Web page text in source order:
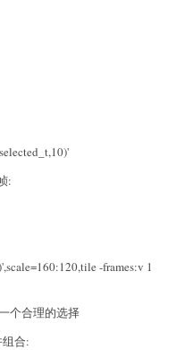
:
-frames:v 1
个合理的选择
合: